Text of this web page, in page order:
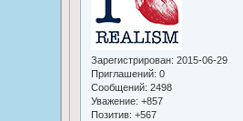
Зарегистрирован: 2015-06-29
Приглашений: 0
Сообщений: 2498
Уважение: +857
Позитив: +567